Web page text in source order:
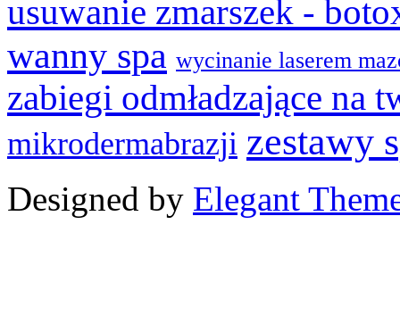
usuwanie zmarszek -
wanny spa wycinanie laserem
zabiegi odmładzające na
mikrodermabrazji zestawy
Designed by Elegant